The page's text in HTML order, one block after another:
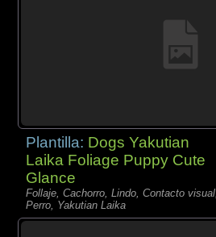
Plantilla: Dogs Yakutian
Laika Foliage Puppy Cute
Glance
Follaje, Cachorro, Lindo, Contacto visual,
Perro, Yakutian Laika